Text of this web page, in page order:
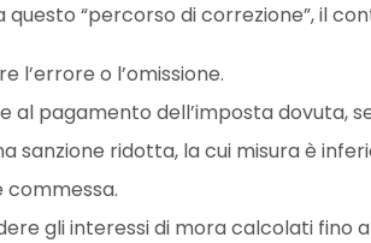
questo “percorso di correzione”, il
l’errore o l’omissione.
al pagamento dell’imposta dovuta,
sanzione ridotta, la cui misura è
commessa.
gli interessi di mora calcolati fino